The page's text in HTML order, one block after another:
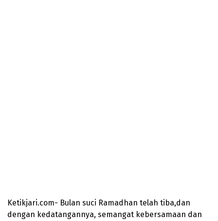
Ketikjari.com- Bulan suci Ramadhan telah tiba,dan
dengan kedatangannya, semangat kebersamaan dan